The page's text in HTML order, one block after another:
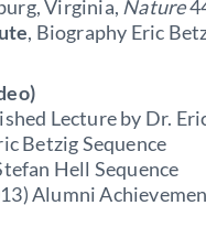
Virginia, Nature
, Biography Eric
Lecture by Dr.
Betzig Sequence
Hell Sequence
Alumni